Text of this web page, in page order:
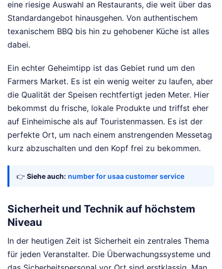
eine riesige Auswahl an Restaurants, die weit über das
Standardangebot hinausgehen. Von authentischem
texanischem BBQ bis hin zu gehobener Küche ist alles
dabei.
Ein echter Geheimtipp ist das Gebiet rund um den
Farmers Market. Es ist ein wenig weiter zu laufen, aber
die Qualität der Speisen rechtfertigt jeden Meter. Hier
bekommst du frische, lokale Produkte und triffst eher
auf Einheimische als auf Touristenmassen. Es ist der
perfekte Ort, um nach einem anstrengenden Messetag
kurz abzuschalten und den Kopf frei zu bekommen.
👉 Siehe auch: number for usaa customer service
Sicherheit und Technik auf höchstem
Niveau
In der heutigen Zeit ist Sicherheit ein zentrales Thema
für jeden Veranstalter. Die Überwachungssysteme und